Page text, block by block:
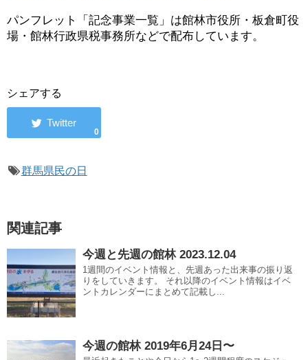
パンフレット「記念事業一覧」は館林市役所・板倉町役
場・館林行政県税事務所などで配布しています。
シェアする
0
群馬県民の日
関連記事
今週と先週の館林 2023.12.04
1週間のイベント情報と、先週あった出来事の振り返
りをしていきます。 それ以降のイベント情報はイベ
ントカレンダーにまとめて記載し...
今週の館林 2019年6月24日〜